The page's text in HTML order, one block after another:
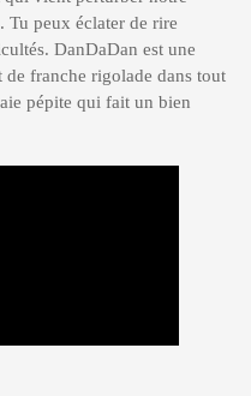
Tu peux éclater de rire
DanDaDan est une
de franche rigolade dans tout
pépite qui fait un bien